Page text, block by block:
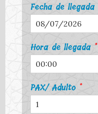
Fecha de llegada
Hora de llegada *
PAX/ Adulto *